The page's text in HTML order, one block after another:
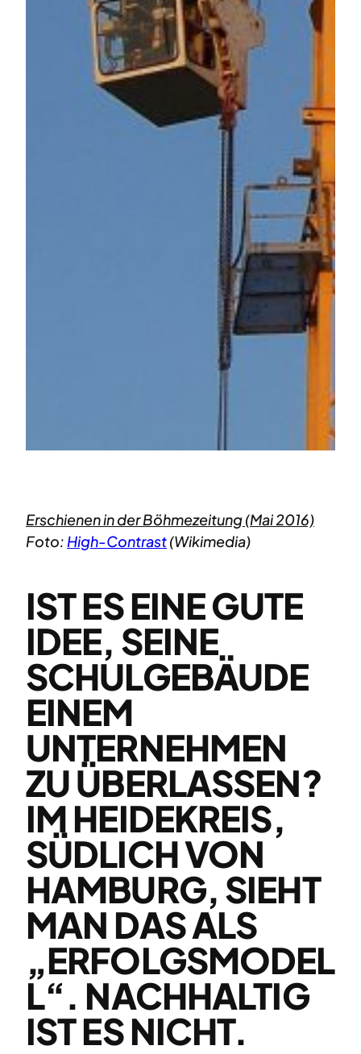
Erschienen in der Böhmezeitung (Mai 2016)
Foto: High-Contrast(Wikimedia)
IST ES EINE GUTE
IDEE, SEINE
SCHULGEBÄUDE
EINEM
UNTERNEHMEN
ZU ÜBERLASSEN?
IM HEIDEKREIS,
SÜDLICH VON
HAMBURG, SIEHT
MAN DAS ALS
„ERFOLGSMODEL
L“. NACHHALTIG
IST ES NICHT.